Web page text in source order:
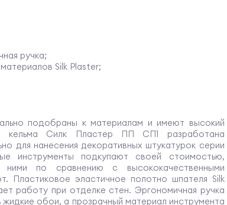
ручка;
Silk Plaster;
подобраны к материалам и имеют высокий
кельма Силк Пластер ПП СП1 разработана
для нанесения декоративных штукатурок серии
инструменты подкупают своей стоимостью,
по сравнению с высококачественными
Пластиковое эластичное полотно шпателя Silk
работу при отделке стен. Эргономичная ручка
обои, а прозрачный материал инструмента